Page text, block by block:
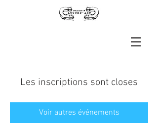
Les inscriptions sont closes
Voir autres événements